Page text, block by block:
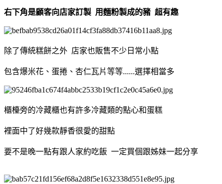
右下角是顧客向店家訂製 用麵粉製成的豬 超有趣
除了傳統糕餅之外 店家也販售不少日常小點
包含爆米花、蛋捲、杏仁瓦片等等......選擇相當多
櫃檯旁的冷藏櫃也有許多冷藏類的點心和蛋糕
裡面中了好幾款靜香很愛的甜點
要不是晚一點有跟人家約吃飯 一定買個跟姊妹一起分享